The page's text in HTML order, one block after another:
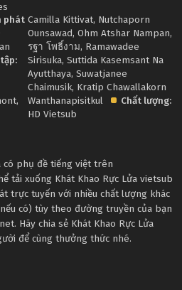
phát
,
Camilla Kittivat, Nutchaporn
Ounsawad,Ohm Atshar Nampan,
รฐา โพธิ์งาม, Ramawadee
Sirisuka,Suttida Kasemsant Na
Ayutthaya,Suwatjanee
Chaimusik, Kratip Chawallakorn
Wanthanapisitkul
Chất lượng:
HD Vietsub
có phụ đề tiếng việt trên
tải xuống Khát Khao Rực Lửa vietsub
trực tuyến với nhiều chất lượng khác
có) tùy theo đường truyền của bạn
Hãy chia sẻ Khát Khao Rực Lửa
để cùng thưởng thức nhé.